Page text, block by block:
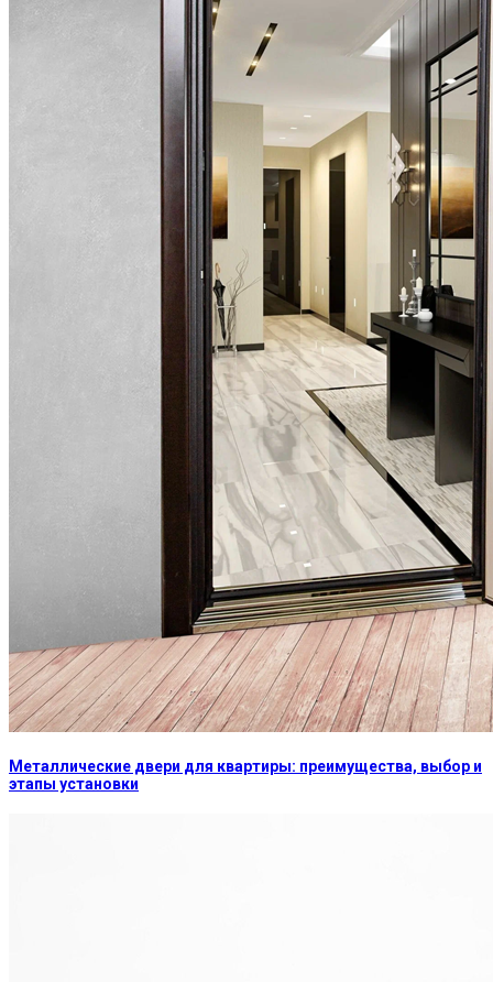
Металлические двери для квартиры: преимущества, выбор и
этапы установки